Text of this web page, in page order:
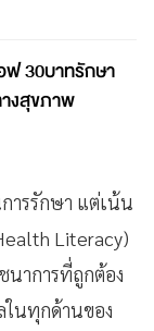
30บาทรักษา
งสุขภาพ
ารรักษา แต่เน้น
Literacy)
นาการที่ถูกต้อง
ในทุกด้านของ